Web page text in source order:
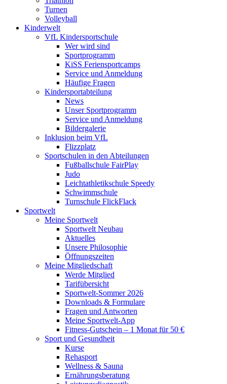
Turnen
Volleyball
Kinderwelt
VfL Kindersportschule
Wer wird sind
Sportprogramm
KiSS Feriensportcamps
Service und Anmeldung
Häufige Fragen
Kindersportabteilung
News
Unser Sportprogramm
Service und Anmeldung
Bildergalerie
Inklusion beim VfL
Flizzplatz
Sportschulen in den Abteilungen
Fußballschule FairPlay
Judo
Leichtathletikschule Speedy
Schwimmschule
Turnschule FlickFlack
Sportwelt
Meine Sportwelt
Sportwelt Neubau
Aktuelles
Unsere Philosophie
Öffnungszeiten
Meine Mitgliedschaft
Werde Mitglied
Tarifübersicht
Sportwelt-Sommer 2026
Downloads & Formulare
Fragen und Antworten
Meine Sportwelt-App
Fitness-Gutschein – 1 Monat für 50 €
Sport und Gesundheit
Kurse
Rehasport
Wellness & Sauna
Ernährungsberatung